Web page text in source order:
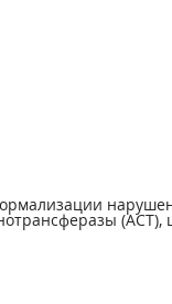
(ACT),